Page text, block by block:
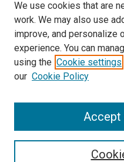
We use cookies that are
work. We may also use
improve, and personalize
experience. You can
using the Cookie settings
our Cookie Policy
Accept